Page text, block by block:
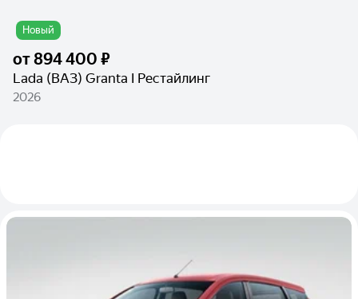
Новый
от894 400 ₽
Lada (ВАЗ) Granta I Рестайлинг
2026